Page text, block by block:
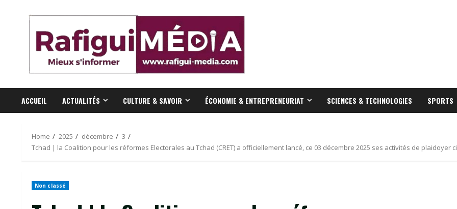
ACCUEIL ACTUALITÉS CULTURE & SAVOIR ÉCONOMIE & ENTREPRENEURIAT SCIENCES & TECHNOLOGIES SPORTS
Home 2025 décembre
3
Tchad | la Coalition pour les réformes Electorales au Tchad (CRET) a officiellement lancé, ce 03 décembre 2025 ses activités de
Non classé